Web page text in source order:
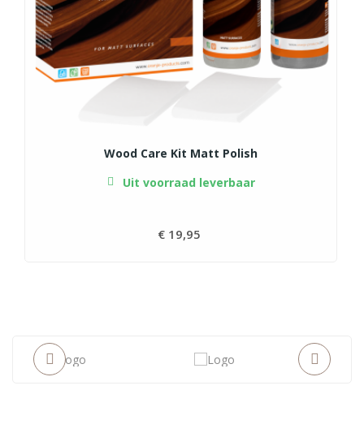
Wood Care Kit Matt Polish
Uit voorraad leverbaar
€ 19,95